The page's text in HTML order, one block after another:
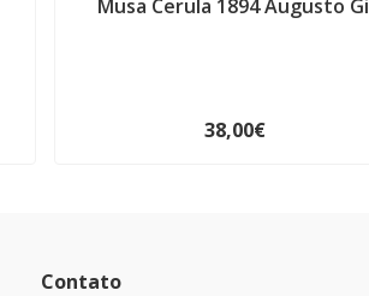
Musa Cerula 1894 Augusto Gil
38,00€
Contato